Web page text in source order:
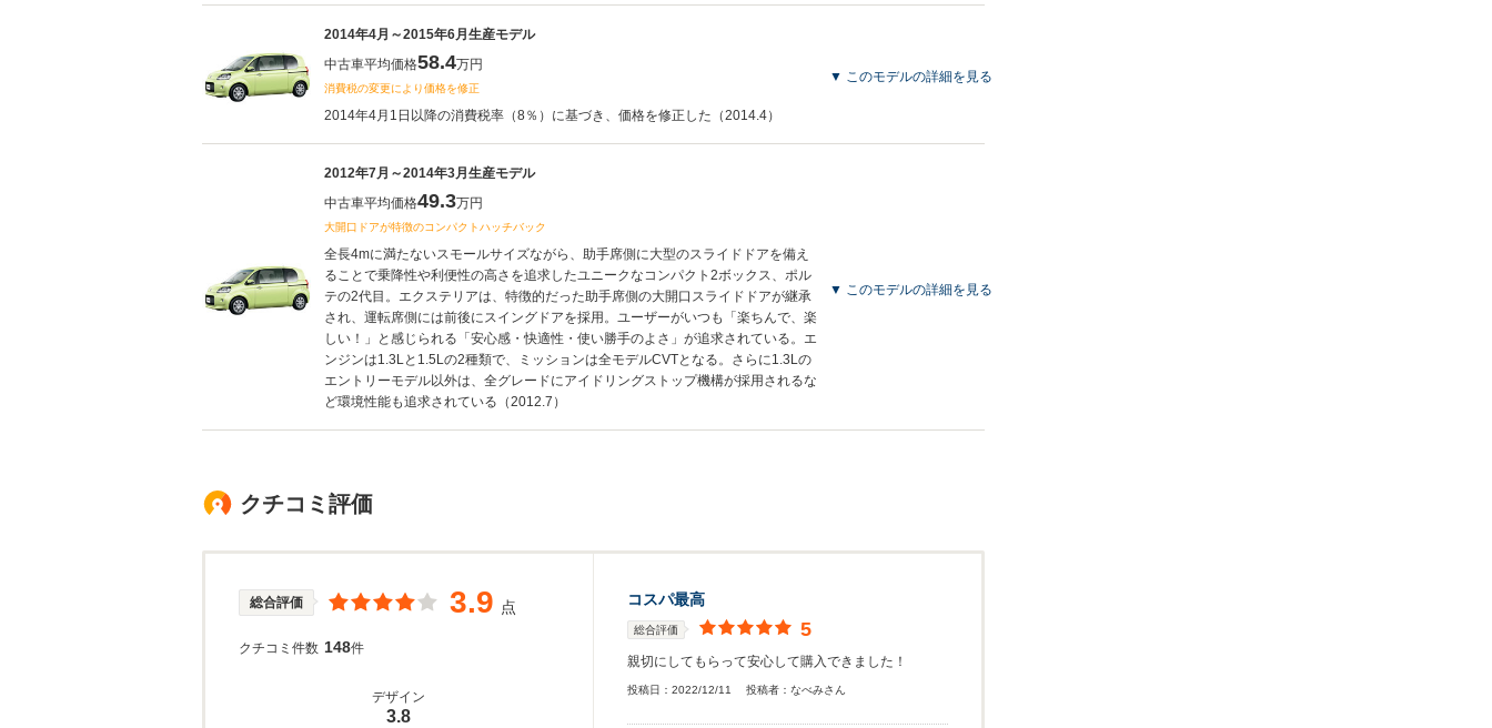
2014年4月～2015年6月生産モデル
中古車平均価格58.4万円
消費税の変更により価格を修正
2014年4月1日以降の消費税率（8％）に基づき、価格を修正した（2014.4）
▼ このモデルの詳細を見る
2012年7月～2014年3月生産モデル
中古車平均価格49.3万円
大開口ドアが特徴のコンパクトハッチバック
全長4mに満たないスモールサイズながら、助手席側に大型のスライドドアを備え
ることで乗降性や利便性の高さを追求したユニークなコンパクト2ボックス、ポル
テの2代目。エクステリアは、特徴的だった助手席側の大開口スライドドアが継承
され、運転席側には前後にスイングドアを採用。ユーザーがいつも「楽ちんで、楽
しい！」と感じられる「安心感・快適性・使い勝手のよさ」が追求されている。エ
ンジンは1.3Lと1.5Lの2種類で、ミッションは全モデルCVTとなる。さらに1.3Lの
エントリーモデル以外は、全グレードにアイドリングストップ機構が採用されるな
ど環境性能も追求されている（2012.7）
▼ このモデルの詳細を見る
クチコミ評価
総合評価 3.9 点
クチコミ件数 148件
デザイン
3.8
コスパ最高
総合評価 5
親切にしてもらって安心して購入できました！
投稿日： 2022/12/11 投稿者： なべみさん